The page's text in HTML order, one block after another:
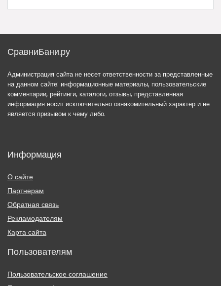
СравниБани.ру
Администрация сайта не несет ответственности за представленные
на данном сайте: информационные материалы, пользовательские
комментарии, рейтинги, каталоги, отзывы, представленная
информация носит исключительно ознакомительный характер и не
является призывом к чему либо.
Информация
О сайте
Партнерам
Обратная связь
Рекламодателям
Карта сайта
Пользователям
Пользовательское соглашение